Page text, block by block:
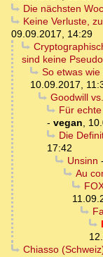
Die nächsten
Keine Verluste,
09.09.2017, 14:29
sind keine
So etwas
10.09.2017,
Goodwill
Für
- vegan,
Die
17:42
Unsinn -
Au
Chiasso